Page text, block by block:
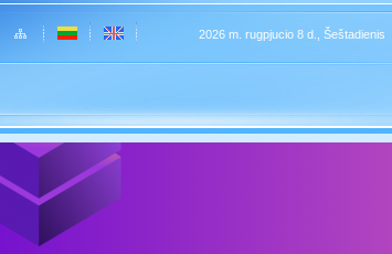
2026 m. rugpjucio 8 d., Šeštadienis